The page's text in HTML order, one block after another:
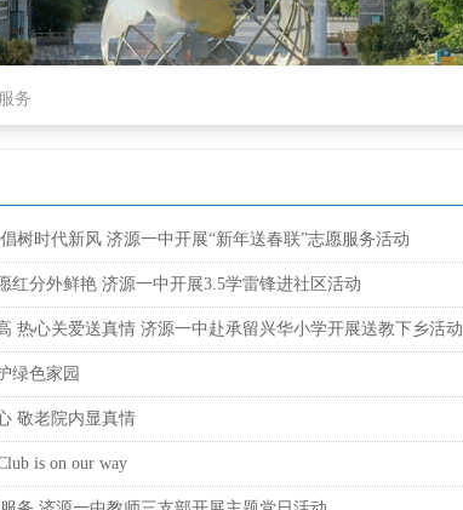
务
树时代新风 济源一中开展“新年送春联”志愿服务活动
红分外鲜艳 济源一中开展3.5学雷锋进社区活动
热心关爱送真情 济源一中赴承留兴华小学开展送教下乡活动
绿色家园
敬老院内显真情
is on our way